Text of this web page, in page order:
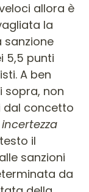
allora è
la
sanzione
5,5 punti
A ben
sopra, non
dal concetto
incertezza
il
sanzioni
da